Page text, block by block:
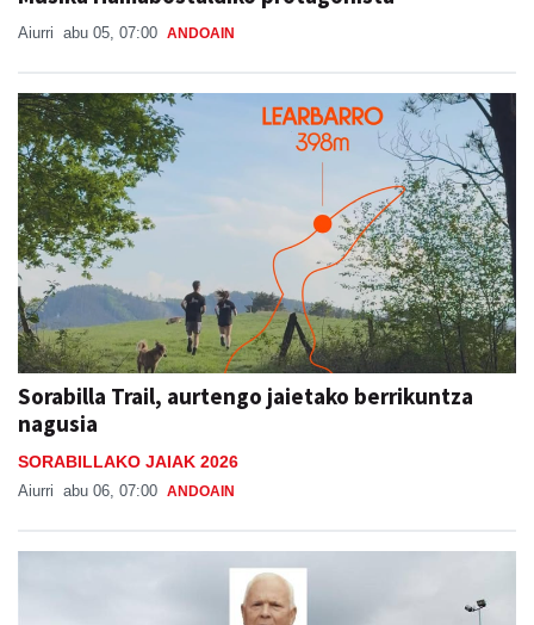
Aiurri abu 05, 07:00 ANDOAIN
Sorabilla Trail, aurtengo jaietako berrikuntza
nagusia
SORABILLAKO JAIAK 2026
Aiurri abu 06, 07:00 ANDOAIN